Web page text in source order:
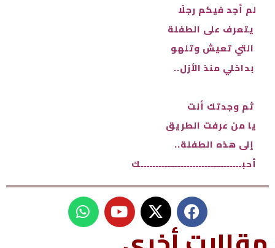
لم أجد فيكم رجلًا
يتعرف على الطفلة
التي تعيش وتلهو
بداخلي منذ الأزل..
ثم وجدتك أنت
يا من عرفت الطريق
إلى هذه الطفلة..
أحبـــــــــــــــــــــــــــــــــك
u
W
h
a